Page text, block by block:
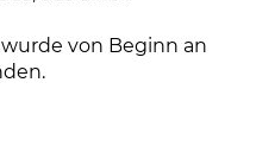
von Beginn an